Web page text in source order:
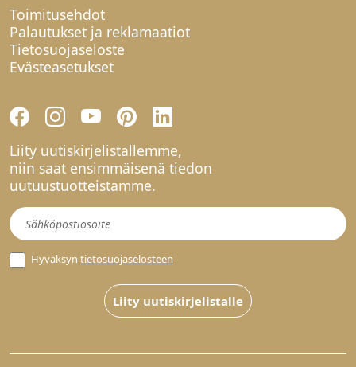
Toimitusehdot
Palautukset ja reklamaatiot
Tietosuojaseloste
Evästeasetukset
Liity uutiskirjelistallemme,
niin saat ensimmäisenä tiedon
uutuustuotteistamme.
Uutiskirje
Hyväksyn tietosuojaselosteen
Liity uutiskirjelistalle